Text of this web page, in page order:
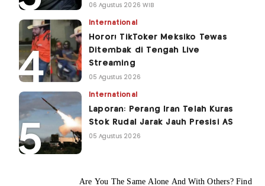
06 Agustus 2026 WIB
International
Horor! TikToker Meksiko Tewas
Ditembak di Tengah Live
Streaming
05 Agustus 2026
International
Laporan: Perang Iran Telah Kuras
Stok Rudal Jarak Jauh Presisi AS
05 Agustus 2026